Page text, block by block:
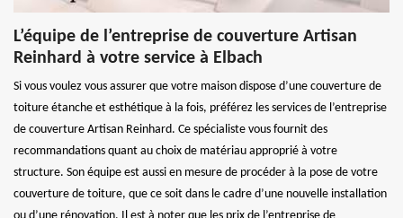
L’équipe de l’entreprise de couverture Artisan
Reinhard à votre service à Elbach
Si vous voulez vous assurer que votre maison dispose d’une couverture de
toiture étanche et esthétique à la fois, préférez les services de l’entreprise
de couverture Artisan Reinhard. Ce spécialiste vous fournit des
recommandations quant au choix de matériau approprié à votre
structure. Son équipe est aussi en mesure de procéder à la pose de votre
couverture de toiture, que ce soit dans le cadre d’une nouvelle installation